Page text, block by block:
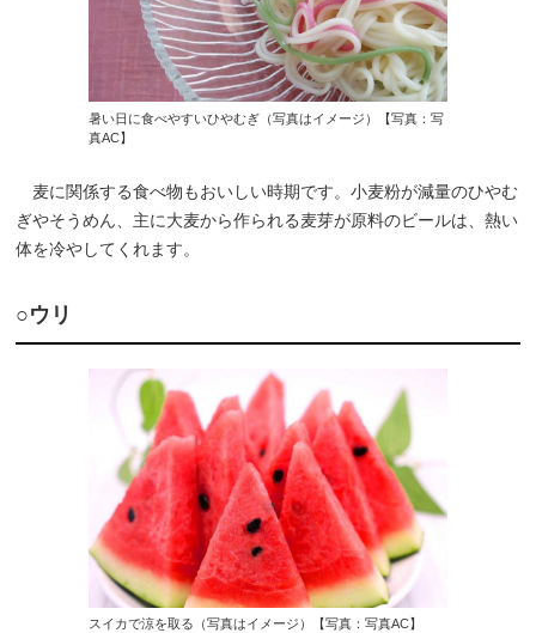
暑い日に食べやすいひやむぎ（写真はイメージ）【写真：写
真AC】
麦に関係する食べ物もおいしい時期です。小麦粉が減量のひやむ
ぎやそうめん、主に大麦から作られる麦芽が原料のビールは、熱い
体を冷やしてくれます。
○ウリ
スイカで涼を取る（写真はイメージ）【写真：写真AC】